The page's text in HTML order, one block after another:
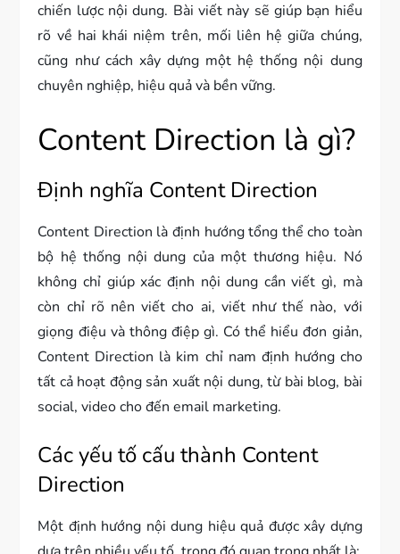
chiến lược nội dung. Bài viết này sẽ giúp bạn hiểu
rõ về hai khái niệm trên, mối liên hệ giữa chúng,
cũng như cách xây dựng một hệ thống nội dung
chuyên nghiệp, hiệu quả và bền vững.
Content Direction là gì?
Định nghĩa Content Direction
Content Direction là định hướng tổng thể cho toàn
bộ hệ thống nội dung của một thương hiệu. Nó
không chỉ giúp xác định nội dung cần viết gì, mà
còn chỉ rõ nên viết cho ai, viết như thế nào, với
giọng điệu và thông điệp gì. Có thể hiểu đơn giản,
Content Direction là kim chỉ nam định hướng cho
tất cả hoạt động sản xuất nội dung, từ bài blog, bài
social, video cho đến email marketing.
Các yếu tố cấu thành Content
Direction
Một định hướng nội dung hiệu quả được xây dựng